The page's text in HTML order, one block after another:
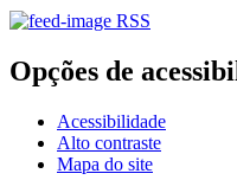
RSS
Opções de
Acessibilidade
Alto contraste
Mapa do site